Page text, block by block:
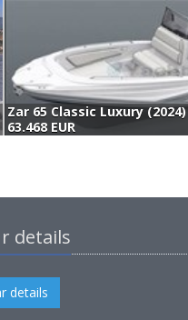
Zar 65 Classic Luxury (2024)
63.468 EUR
details
details